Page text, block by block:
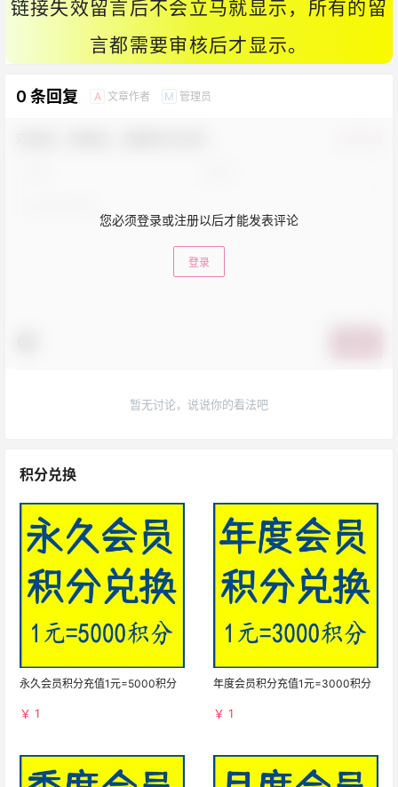
链接失效留言后不会立马就显示，所有的留
言都需要审核后才显示。
0 条回复 A 文章作者 M 管理员
您必须登录或注册以后才能发表评论
登录
暂无讨论，说说你的看法吧
积分兑换
永久会员积分充值1元=5000积分
￥ 1
年度会员积分充值1元=3000积分
￥ 1